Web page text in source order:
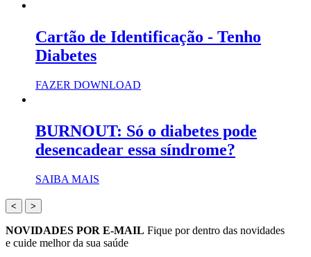
Cartão de Identificação - Tenho
Diabetes
FAZER DOWNLOAD
BURNOUT: Só o diabetes pode
desencadear essa síndrome?
SAIBA MAIS
< >
NOVIDADES POR E-MAIL Fique por dentro das novidades
e cuide melhor da sua saúde